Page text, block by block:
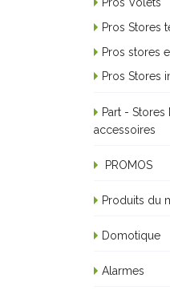
Pros Stores
Pros stores
Pros Stores
Part -
accessoires
PROMOS
Produits du
Domotique
Alarmes